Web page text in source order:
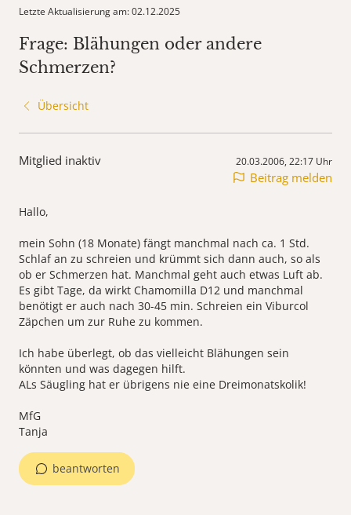
Letzte Aktualisierung am: 02.12.2025
Frage: Blähungen oder andere
Schmerzen?
Übersicht
Mitglied inaktiv 20.03.2006, 22:17 Uhr
Beitrag melden
Hallo,
mein Sohn (18 Monate) fängt manchmal nach ca. 1 Std.
Schlaf an zu schreien und krümmt sich dann auch, so als
ob er Schmerzen hat. Manchmal geht auch etwas Luft ab.
Es gibt Tage, da wirkt Chamomilla D12 und manchmal
benötigt er auch nach 30-45 min. Schreien ein Viburcol
Zäpchen um zur Ruhe zu kommen.
Ich habe überlegt, ob das vielleicht Blähungen sein
könnten und was dagegen hilft.
ALs Säugling hat er übrigens nie eine Dreimonatskolik!
MfG
Tanja
beantworten